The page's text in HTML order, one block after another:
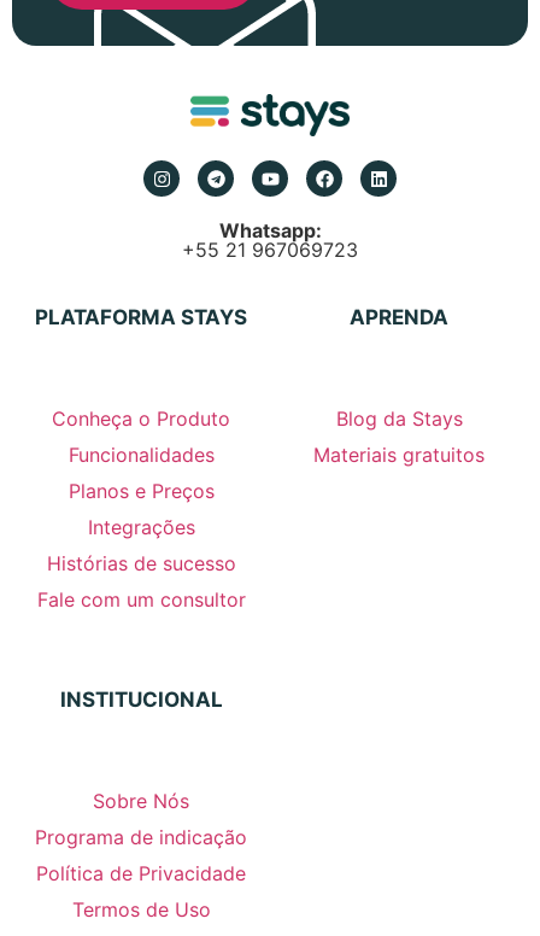
Whatsapp:
+55 21 967069723
PLATAFORMA STAYS
Conheça o Produto
Funcionalidades
Planos e Preços
Integrações
Histórias de sucesso
Fale com um consultor
APRENDA
Blog da Stays
Materiais gratuitos
INSTITUCIONAL
Sobre Nós
Programa de indicação
Política de Privacidade
Termos de Uso